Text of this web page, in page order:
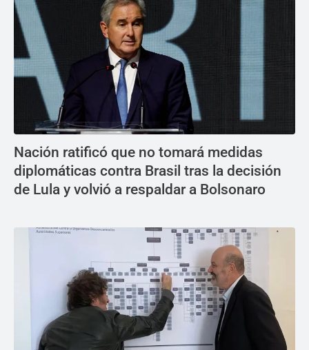
Nación ratificó que no tomará medidas
diplomáticas contra Brasil tras la decisión
de Lula y volvió a respaldar a Bolsonaro